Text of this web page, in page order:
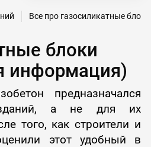
блоки
информация)
Все про газосиликатные блоки
предназначался
а не для их
того, как строители и
этот удобный в